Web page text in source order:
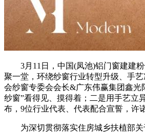
3月11日，中国(凤池)铝门窗建建粉
聚一堂，环绕纱窗行业转型升级、手
会纱窗专委会会长&广东伟赢集团鑫
纱窗”看得见、摸得着；二是用手艺立
布，9位行业代表、代表配合宣誓，许
为深切贯彻落实住房城乡扶植部关